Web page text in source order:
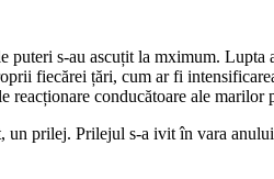
s-au ascuțit la mximum. Lupta
fiecărei țări, cum ar fi
conducătoare ale marilor
un prilej. Prilejul s-a ivit în vara